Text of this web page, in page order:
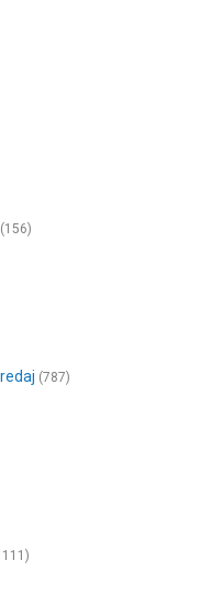
(156)
(787)
111)